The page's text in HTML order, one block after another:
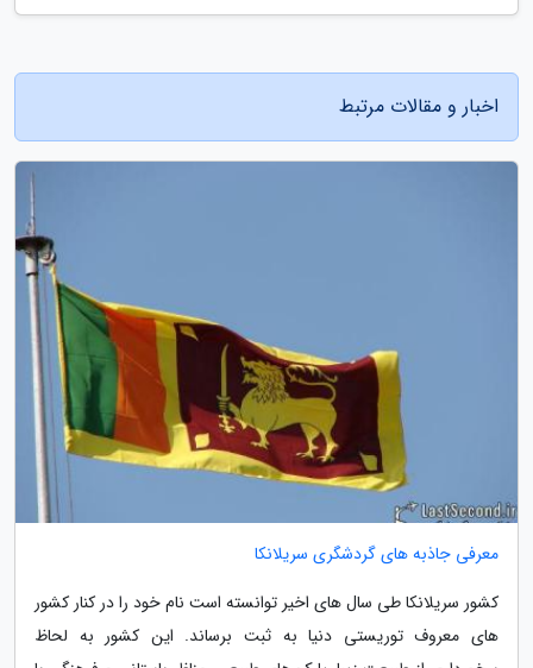
اخبار و مقالات مرتبط
معرفی جاذبه های گردشگری سریلانکا
کشور سریلانکا طی سال های اخیر توانسته است نام خود را در کنار کشور
های معروف توریستی دنیا به ثبت برساند. این کشور به لحاظ